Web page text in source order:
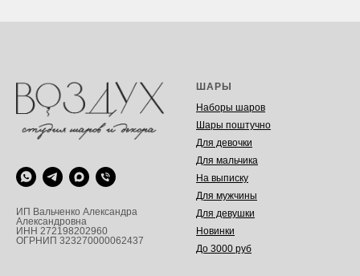
ИП Вальченко Александра
Александровна
ИНН 272198202960
ОГРНИП 323270000062437
ШАРЫ
Наборы шаров
Шары поштучно
Для девочки
Для мальчика
На выписку
Для мужчины
Для девушки
Новинки
До 3000 руб